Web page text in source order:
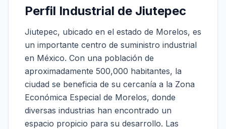
Perfil Industrial de Jiutepec
Jiutepec, ubicado en el estado de Morelos, es
un importante centro de suministro industrial
en México. Con una población de
aproximadamente 500,000 habitantes, la
ciudad se beneficia de su cercanía a la Zona
Económica Especial de Morelos, donde
diversas industrias han encontrado un
espacio propicio para su desarrollo. Las